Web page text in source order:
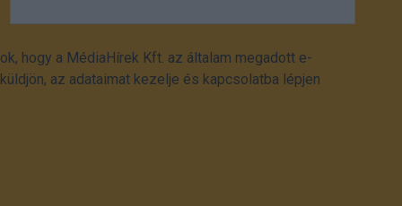
hogy a MédiaHírek Kft. az általam megadott e-
az adataimat kezelje és kapcsolatba lépjen